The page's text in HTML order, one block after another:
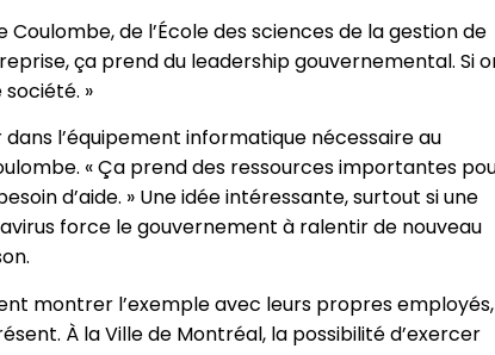
de l’École des sciences de la gestion de
ça prend du leadership gouvernemental. Si
»
l’équipement informatique nécessaire au
« Ça prend des ressources importantes
d’aide. » Une idée intéressante, surtout si une
force le gouvernement à ralentir de nouveau
montrer l’exemple avec leurs propres employés,
À la Ville de Montréal, la possibilité d’exercer